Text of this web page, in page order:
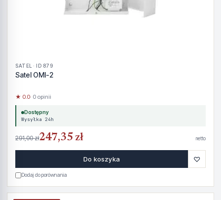
SATEL · ID 879
Satel OMI-2
★ 0.0· 0 opinii
Dostępny
Wysyłka 24h
291,00 zł247,35 zł netto
Do koszyka ♡
Dodaj do porównania